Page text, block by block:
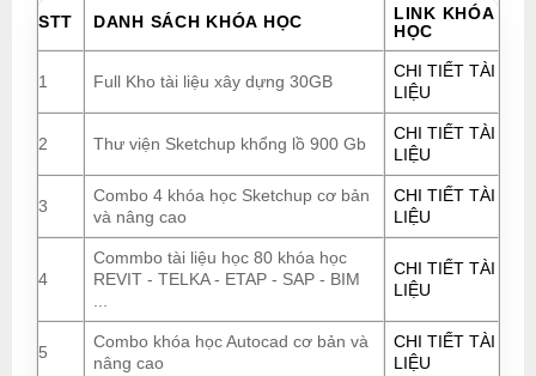
STT DANH SÁCH KHÓA HỌC
LINK KHÓA
HỌC
1 Full Kho tài liệu xây dựng 30GB
CHI TIẾT TÀI
LIỆU
2 Thư viện Sketchup khổng lồ 900 Gb
CHI TIẾT TÀI
LIỆU
3
Combo 4 khóa học Sketchup cơ bản
và nâng cao
CHI TIẾT TÀI
LIỆU
4
Commbo tài liệu học 80 khóa học
REVIT - TELKA - ETAP - SAP - BIM
...
CHI TIẾT TÀI
LIỆU
5
Combo khóa học Autocad cơ bản và
nâng cao
CHI TIẾT TÀI
LIỆU